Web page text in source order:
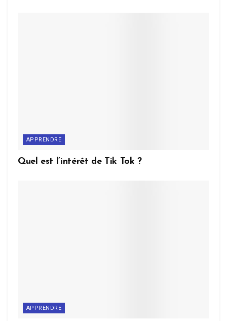
APPRENDRE
Quel est l’intérêt de Tik Tok ?
APPRENDRE